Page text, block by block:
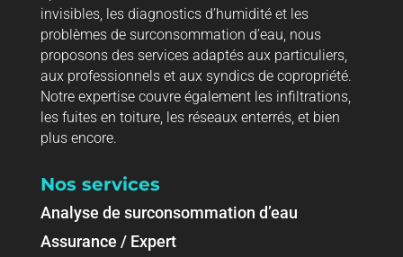
invisibles, les diagnostics d’humidité et les
problèmes de surconsommation d’eau, nous
proposons des services adaptés aux particuliers,
aux professionnels et aux syndics de copropriété.
Notre expertise couvre également les infiltrations,
les fuites en toiture, les réseaux enterrés, et bien
plus encore.
Nos services
Analyse de surconsommation d’eau
Assurance / Expert